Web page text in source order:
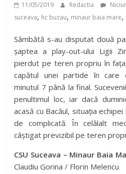
11/05/2019 Redactia
suceava, hc buzau, minaur baia mare,
Sâmbătă s-au disputat două
șaptea a play-out-ului Ligii
pierdut pe teren propriu în
capătul unei partide în care
minutul 7 până la final.
penultimul loc, iar dacă
acasă cu Bacăul, situația
de complicată. În celălalt
câștigat previzibil pe teren
CSU Suceava – Minaur Baia
Claudiu Gorina / Florin Melencu